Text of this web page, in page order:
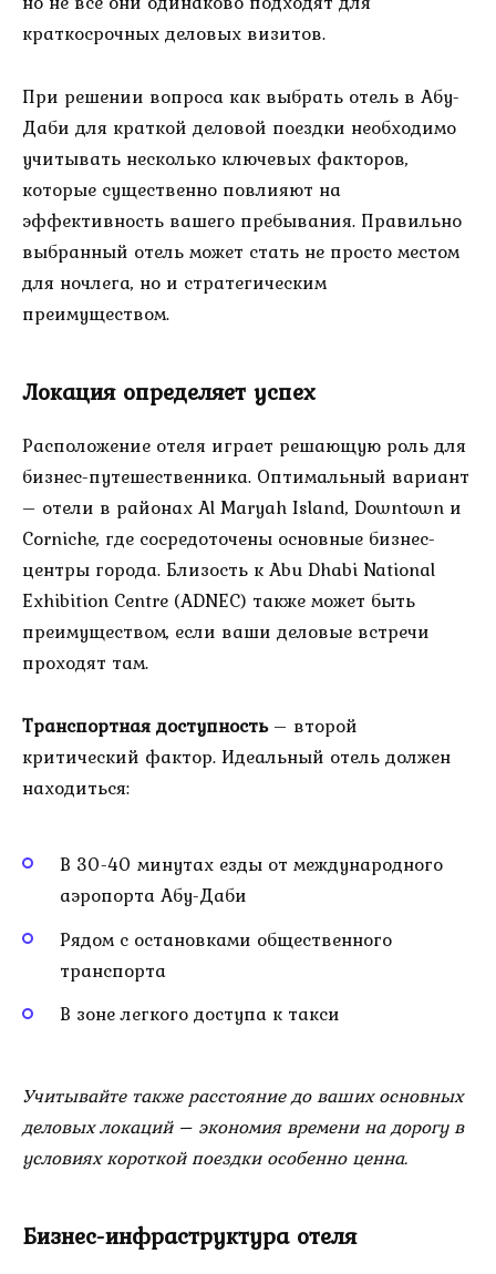
краткосрочных деловых визитов.
При решении вопроса как выбрать отель в Абу-
Даби для краткой деловой поездки необходимо
учитывать несколько ключевых факторов,
которые существенно повлияют на
эффективность вашего пребывания. Правильно
выбранный отель может стать не просто местом
для ночлега, но и стратегическим
преимуществом.
Локация определяет успех
Расположение отеля играет решающую роль для
бизнес-путешественника. Оптимальный вариант
– отели в районах Al Maryah Island, Downtown и
Corniche, где сосредоточены основные бизнес-
центры города. Близость к Abu Dhabi National
Exhibition Centre (ADNEC) также может быть
преимуществом, если ваши деловые встречи
проходят там.
Транспортная доступность– второй
критический фактор. Идеальный отель должен
находиться:
В 30-40 минутах езды от международного
аэропорта Абу-Даби
Рядом с остановками общественного
транспорта
В зоне легкого доступа к такси
Учитывайте также расстояние до ваших основных
деловых локаций – экономия времени на дорогу в
условиях короткой поездки особенно ценна.
Бизнес-инфраструктура отеля